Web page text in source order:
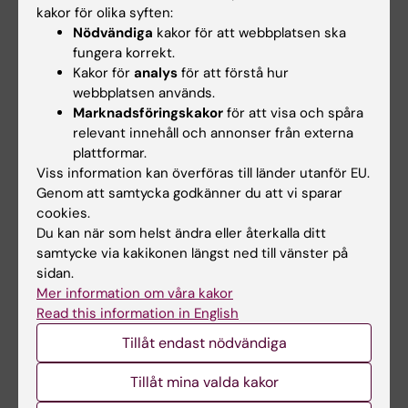
andra delar av kursen, en avslutande
examination eller ta igen utbildningsinslaget
förrän nästa gång kursen ges.
Om det föreligger särskilda skäl, eller behov av
anpassning för student med
funktionsnedsättning får examinator fatta
beslut om att frångå kursplanens föreskrifter
om examinationsform, antal
examinationstillfällen, möjlighet till
komplettering eller undantag från
obligatoriska utbildningsmoment, m.m.
Innehåll och lärandemål samt nivån på
förväntade färdigheter, kunskaper och
förmågor får inte ändras, tas bort eller sänkas.
kakor för olika syften:
Nödvändiga kakor för att webbplatsen ska
fungera korrekt.
Kakor för analys för att förstå hur
webbplatsen används.
Marknadsföringskakor för att visa och spåra
relevant innehåll och annonser från externa
plattformar.
Viss information kan överföras till länder utanför EU.
Genom att samtycka godkänner du att vi sparar
cookies.
Du kan när som helst ändra eller återkalla ditt
samtycke via kakikonen längst ned till vänster på
sidan.
Mer information om våra kakor
Read this information in English
Tillåt endast nödvändiga
Tillåt mina valda kakor